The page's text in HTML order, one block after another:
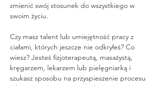
zmienić swój stosunek do wszystkiego w
swoim życiu.
Czy masz talent lub umiejętność pracy z
ciałami, których jeszcze nie odkryłeś? Co
wiesz? Jesteś fizjoterapeutą, masażystą,
kręgarzem, lekarzem lub pielęgniarką i
szukasz sposobu na przyspieszenie procesu